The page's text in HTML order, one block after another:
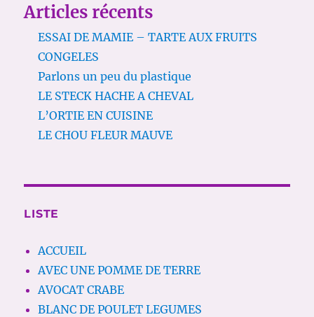
Articles récents
ESSAI DE MAMIE – TARTE AUX FRUITS
CONGELES
Parlons un peu du plastique
LE STECK HACHE A CHEVAL
L’ORTIE EN CUISINE
LE CHOU FLEUR MAUVE
LISTE
ACCUEIL
AVEC UNE POMME DE TERRE
AVOCAT CRABE
BLANC DE POULET LEGUMES